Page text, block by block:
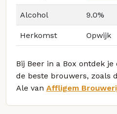
Alcohol 9.0%
Herkomst Opwijk
Bij Beer in a Box ontdek
de beste brouwers, zoals
Ale van Affligem